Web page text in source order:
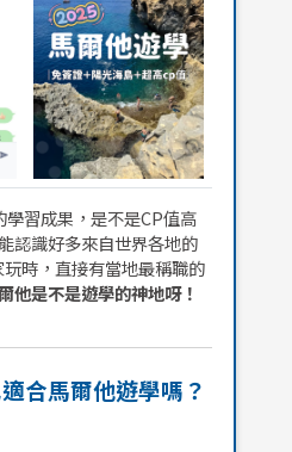
習成果，是不是CP值高
認識好多來自世界各地的
時，直接有當地最稱職的
他是不是遊學的神地呀！
合馬爾他遊學嗎？